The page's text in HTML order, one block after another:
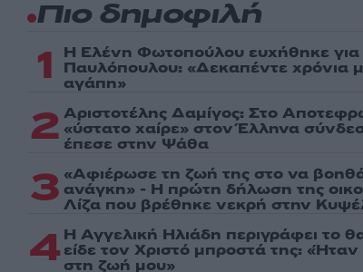
Πιο δημοφιλή
1 Η Ελένη Φωτοπούλου ευχήθηκε για
Παυλόπουλου: «Δεκαπέντε χρόνια
αγάπη»
2 Αριστοτέλης Δαμίγος: Στο
«ύστατο χαίρε» στον Έλληνα
έπεσε στην Ψάθα
3 «Αφιέρωσε τη ζωή της στο να
ανάγκη» - Η πρώτη δήλωση της
Λίζα που βρέθηκε νεκρή στην
4 Η Αγγελική Ηλιάδη περιγράφει το
είδε τον Χριστό μπροστά της:
στη ζωή μου»